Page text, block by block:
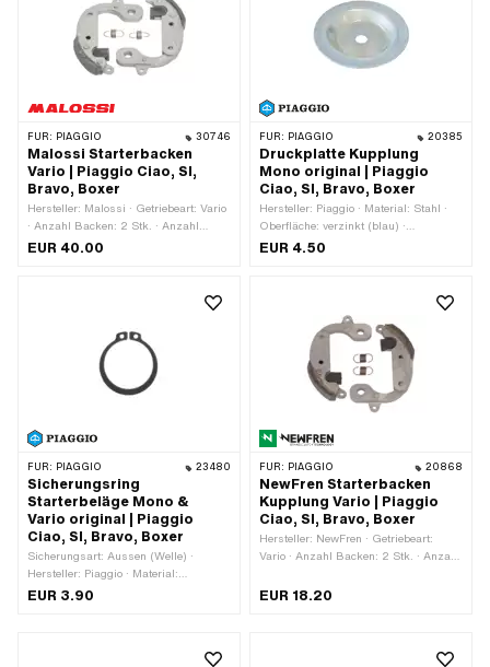
FÜR: PIAGGIO 30746
Malossi Starterbacken
Vario | Piaggio Ciao, SI,
Bravo, Boxer
Hersteller: Malossi · Getriebeart: Vario
· Anzahl Backen: 2 Stk. · Anzahl
Federn: 2 Stk. · Anwendungsbereich:
EUR 40.00
FÜR: PIAGGIO 20385
Druckplatte Kupplung
Mono original | Piaggio
Ciao, SI, Bravo, Boxer
Hersteller: Piaggio · Material: Stahl ·
Oberfläche: verzinkt (blau) ·
Anwendungsbereich: Standard ·
EUR 4.50
FÜR: PIAGGIO 23480
Sicherungsring
Starterbeläge Mono &
Vario original | Piaggio
Ciao, SI, Bravo, Boxer
Sicherungsart: Aussen (Welle) ·
Hersteller: Piaggio · Material:
Federstahl · Nenndurchmesser: 25
EUR 3.90
FÜR: PIAGGIO 20868
NewFren Starterbacken
Kupplung Vario | Piaggio
Ciao, SI, Bravo, Boxer
Hersteller: NewFren · Getriebeart:
Vario · Anzahl Backen: 2 Stk. · Anzahl
EUR 18.20